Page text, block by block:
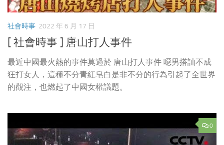
社會時事 2022 年 6 月 17 日
[ 社會時事 ] 唐山打人事件
最近中國最火熱的事件莫過於 唐山打人事件 噁男搭訕不成
狂打女人，這種不分青紅皂白是非不分的行為引起了全世界
的觀注，也燃起了中國女權議題。
0